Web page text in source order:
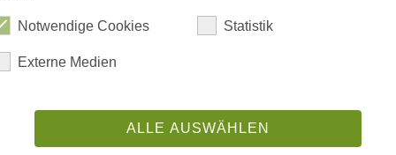
AN, DASS SIE SICH UM EIN STIPENDIUM FÜR
BEWERBEN MÖCHTEN!
/ Art des Studiums”
of study / Studiengang”
Notwendige Cookies Statistik
Externe Medien
ALLE AUSWÄHLEN